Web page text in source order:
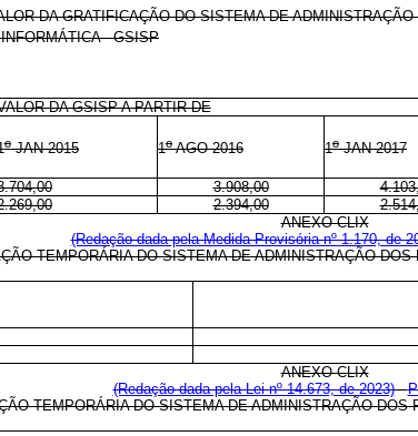
DA GRATIFICAÇÃO DO SISTEMA DE
- GSISP
DA GSISP A PARTIR DE
oJAN 2015 1oAGO 2016 1oJAN 2017
3.908,00
2.394,00
ANEXO CLIX
(Redação dada pela Medida Provisória nº 1.170, de
TEMPORÁRIA DO SISTEMA DE ADMINISTRAÇÃO
ANEXO CLIX
(Redação dada pela Lei nº 14.673, de 2023)
TEMPORÁRIA DO SISTEMA DE ADMINISTRAÇÃO